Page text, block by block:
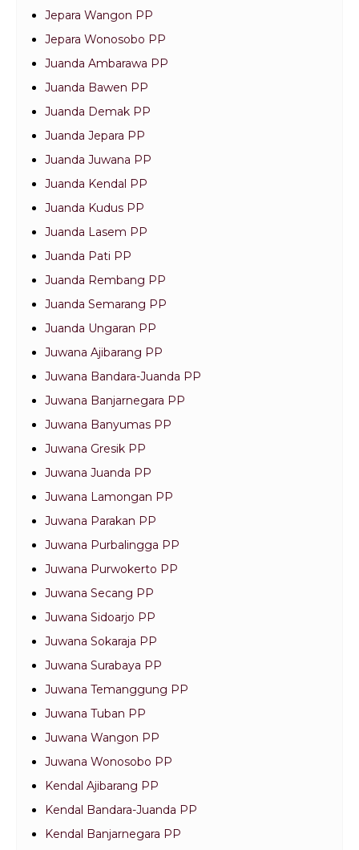
Jepara Wangon PP
Jepara Wonosobo PP
Juanda Ambarawa PP
Juanda Bawen PP
Juanda Demak PP
Juanda Jepara PP
Juanda Juwana PP
Juanda Kendal PP
Juanda Kudus PP
Juanda Lasem PP
Juanda Pati PP
Juanda Rembang PP
Juanda Semarang PP
Juanda Ungaran PP
Juwana Ajibarang PP
Juwana Bandara-Juanda PP
Juwana Banjarnegara PP
Juwana Banyumas PP
Juwana Gresik PP
Juwana Juanda PP
Juwana Lamongan PP
Juwana Parakan PP
Juwana Purbalingga PP
Juwana Purwokerto PP
Juwana Secang PP
Juwana Sidoarjo PP
Juwana Sokaraja PP
Juwana Surabaya PP
Juwana Temanggung PP
Juwana Tuban PP
Juwana Wangon PP
Juwana Wonosobo PP
Kendal Ajibarang PP
Kendal Bandara-Juanda PP
Kendal Banjarnegara PP